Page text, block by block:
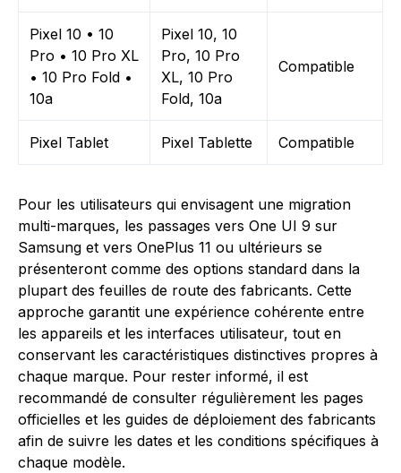
Pixel 10 • 10
Pro • 10 Pro XL
• 10 Pro Fold •
10a
Pixel 10, 10
Pro, 10 Pro
XL, 10 Pro
Fold, 10a
Compatible
Pixel Tablet Pixel Tablette Compatible
Pour les utilisateurs qui envisagent une migration
multi-marques, les passages vers One UI 9 sur
Samsung et vers OnePlus 11 ou ultérieurs se
présenteront comme des options standard dans la
plupart des feuilles de route des fabricants. Cette
approche garantit une expérience cohérente entre
les appareils et les interfaces utilisateur, tout en
conservant les caractéristiques distinctives propres à
chaque marque. Pour rester informé, il est
recommandé de consulter régulièrement les pages
officielles et les guides de déploiement des fabricants
afin de suivre les dates et les conditions spécifiques à
chaque modèle.